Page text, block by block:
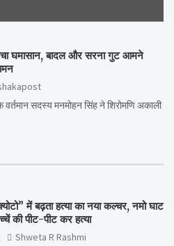
घमासान, बादल और सरना गुट आमने
वर्तमान सदस्य मनमोहन सिंह ने शिरोमणि अकाली
में बढ़ता हत्या का नया कल्चर, नमो घाट
की पीट-पीट कर हत्या
Shweta R Rashmi